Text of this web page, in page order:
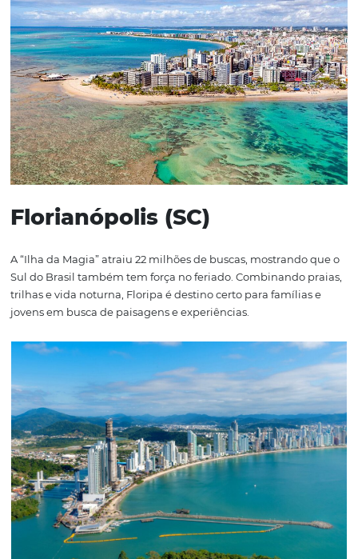
Porto Seguro (BA)
Com 26 milhões de buscas, Porto Seguro é um clássico
turismo nacional. O destino mistura praias, festas e um
patrimônio histórico. A cidade é ideal para famílias,